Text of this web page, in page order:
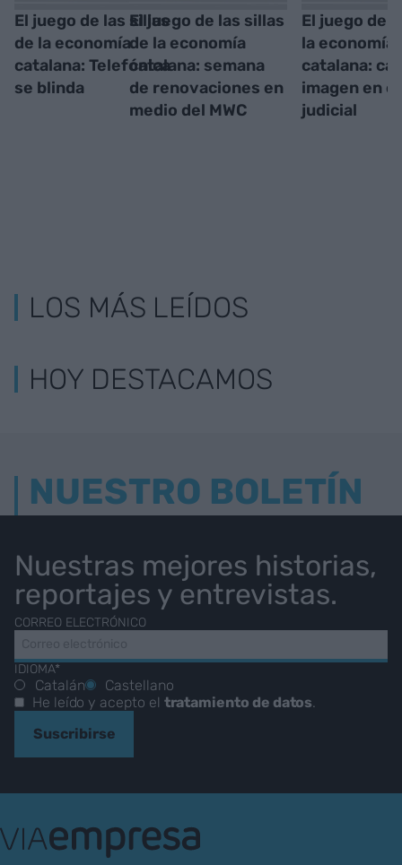
El juego de las sillas
de la economía
catalana: Telefónica
se blinda
El juego de las sillas
de la economía
catalana: semana
de renovaciones en
medio del MWC
El juego de
la economía
catalana:
imagen en
judicial
LOS MÁS LEÍDOS
HOY DESTACAMOS
NUESTRO BOLETÍN
Nuestras mejores historias,
reportajes y entrevistas.
CORREO ELECTRÓNICO
IDIOMA*
Catalán
Castellano
He leído y acepto el tratamiento de datos.
Suscribirse